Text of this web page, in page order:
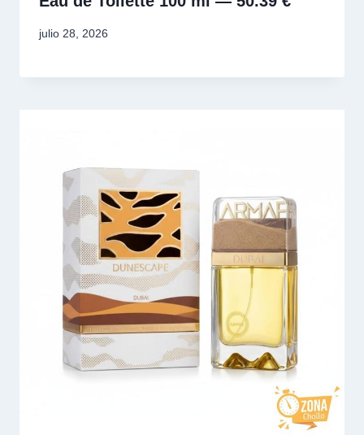
julio 28, 2026